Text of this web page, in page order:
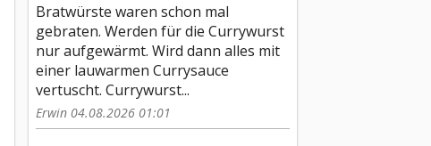
Bratwürste waren schon mal
gebraten. Werden für die Currywurst
nur aufgewärmt. Wird dann alles mit
einer lauwarmen Currysauce
vertuscht. Currywurst...
Erwin 04.08.2026 01:01